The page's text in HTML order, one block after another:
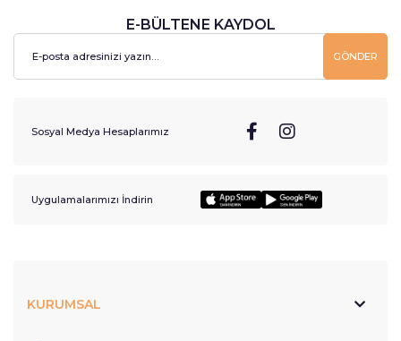
E-BÜLTENE KAYDOL
GÖNDER
Sosyal Medya Hesaplarımız
Uygulamalarımızı İndirin
KURUMSAL